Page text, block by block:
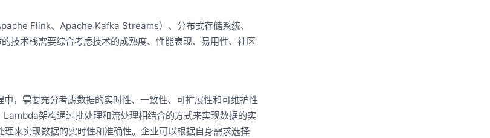
Flink、Apache Kafka Streams）、分布式存储系统、
术栈需要综合考虑技术的成熟度、性能表现、易用性、社区
，需要充分考虑数据的实时性、一致性、可扩展性和可维护性
架构通过批处理和流处理相结合的方式来实现数据的实
来实现数据的实时性和准确性。企业可以根据自身需求选择